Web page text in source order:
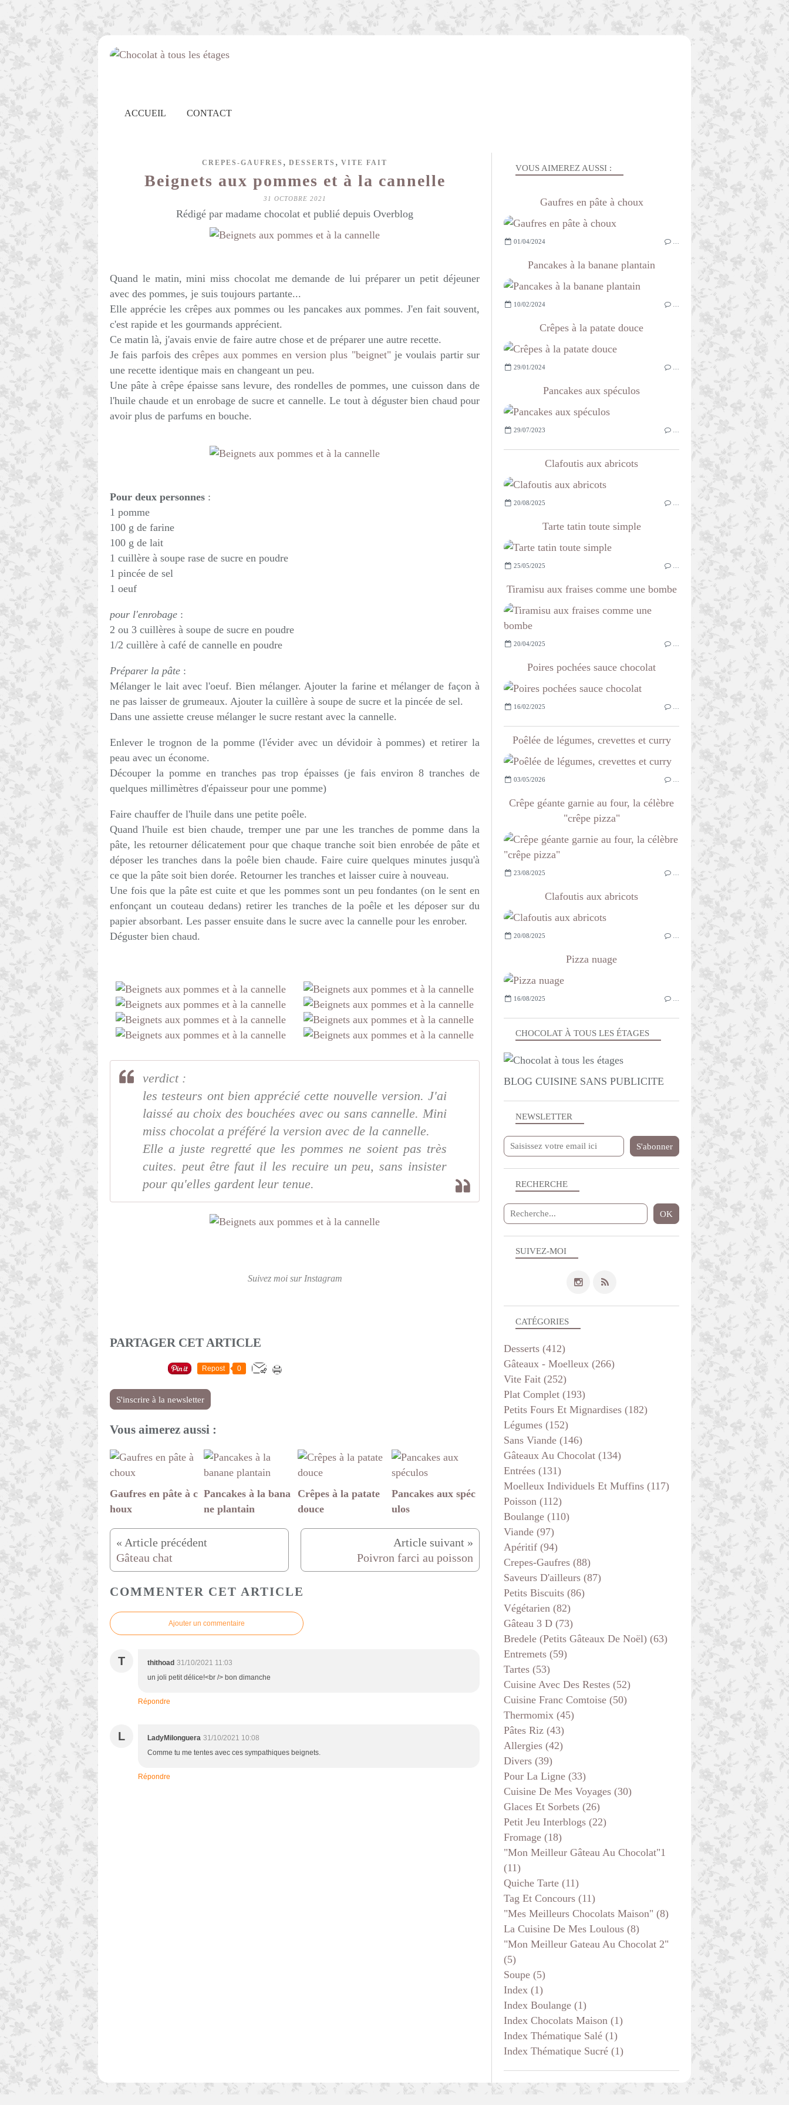
ACCUEIL CONTACT
CREPES-GAUFRES , DESSERTS , VITE FAIT
Beignets aux pommes et à la cannelle
31 OCTOBRE 2021
Rédigé par madame chocolat et publié depuis Overblog
Quand le matin, mini miss chocolat me demande de lui préparer un petit déjeuner
avec des pommes, je suis toujours partante...
Elle apprécie les crêpes aux pommes ou les pancakes aux pommes. J'en fait souvent,
c'est rapide et les gourmands apprécient.
Ce matin là, j'avais envie de faire autre chose et de préparer une autre recette.
Je fais parfois descrêpes aux pommes en version plus "beignet" je voulais partir sur
une recette identique mais en changeant un peu.
Une pâte à crêpe épaisse sans levure, des rondelles de pommes, une cuisson dans de
l'huile chaude et un enrobage de sucre et cannelle. Le tout à déguster bien chaud pour
avoir plus de parfums en bouche.
Pour deux personnes :
1 pomme
100 g de farine
100 g de lait
1 cuillère à soupe rase de sucre en poudre
1 pincée de sel
1 oeuf
pour l'enrobage :
2 ou 3 cuillères à soupe de sucre en poudre
1/2 cuillère à café de cannelle en poudre
Préparer la pâte :
Mélanger le lait avec l'oeuf. Bien mélanger. Ajouter la farine et mélanger de façon à
ne pas laisser de grumeaux. Ajouter la cuillère à soupe de sucre et la pincée de sel.
Dans une assiette creuse mélanger le sucre restant avec la cannelle.
Enlever le trognon de la pomme (l'évider avec un dévidoir à pommes) et retirer la
peau avec un économe.
Découper la pomme en tranches pas trop épaisses (je fais environ 8 tranches de
quelques millimètres d'épaisseur pour une pomme)
Faire chauffer de l'huile dans une petite poêle.
Quand l'huile est bien chaude, tremper une par une les tranches de pomme dans la
pâte, les retourner délicatement pour que chaque tranche soit bien enrobée de pâte et
déposer les tranches dans la poêle bien chaude. Faire cuire quelques minutes jusqu'à
ce que la pâte soit bien dorée. Retourner les tranches et laisser cuire à nouveau.
Une fois que la pâte est cuite et que les pommes sont un peu fondantes (on le sent en
enfonçant un couteau dedans) retirer les tranches de la poêle et les déposer sur du
papier absorbant. Les passer ensuite dans le sucre avec la cannelle pour les enrober.
Déguster bien chaud.
verdict :
les testeurs ont bien apprécié cette nouvelle version. J'ai
laissé au choix des bouchées avec ou sans cannelle. Mini
miss chocolat a préféré la version avec de la cannelle.
Elle a juste regretté que les pommes ne soient pas très
cuites. peut être faut il les recuire un peu, sans insister
pour qu'elles gardent leur tenue.
Suivez moi sur Instagram
PARTAGER CET ARTICLE
Repost 0
S'inscrire à la newsletter
Vous aimerez aussi :
Gaufres en pâte à c
houx
Pancakes à la bana
ne plantain
Crêpes à la patate
douce
Pancakes aux spéc
ulos
Gâteau chat Poivron farci au poisson
COMMENTER CET ARTICLE
Ajouter un commentaire
T thithoad 31/10/2021 11:03
un joli petit délice!<br /> bon dimanche
Répondre
L LadyMilonguera 31/10/2021 10:08
Comme tu me tentes avec ces sympathiques beignets.
Répondre
NEWSLETTER
SUIVEZ-MOI
RECHERCHE
CHOCOLAT À TOUS LES ÉTAGES
BLOG CUISINE SANS PUBLICITE
VOUS AIMEREZ AUSSI :
Gaufres en pâte à choux
01/04/2024
Pancakes à la banane plantain
10/02/2024
Crêpes à la patate douce
29/01/2024
Pancakes aux spéculos
29/07/2023
Clafoutis aux abricots
20/08/2025
Tarte tatin toute simple
25/05/2025
Tiramisu aux fraises comme une bombe
20/04/2025
Poires pochées sauce chocolat
16/02/2025
Poêlée de légumes, crevettes et curry
03/05/2026
Crêpe géante garnie au four, la célèbre
"crêpe pizza"
23/08/2025
Clafoutis aux abricots
20/08/2025
Pizza nuage
16/08/2025
CATÉGORIES
Desserts (412)
Gâteaux - Moelleux (266)
Vite Fait (252)
Plat Complet (193)
Petits Fours Et Mignardises (182)
Légumes (152)
Sans Viande (146)
Gâteaux Au Chocolat (134)
Entrées (131)
Moelleux Individuels Et Muffins (117)
Poisson (112)
Boulange (110)
Viande (97)
Apéritif (94)
Crepes-Gaufres (88)
Saveurs D'ailleurs (87)
Petits Biscuits (86)
Végétarien (82)
Gâteau 3 D (73)
Bredele (petits Gâteaux De Noël) (63)
Entremets (59)
Tartes (53)
Cuisine Avec Des Restes (52)
Cuisine Franc Comtoise (50)
Thermomix (45)
Pâtes Riz (43)
Allergies (42)
Divers (39)
Pour La Ligne (33)
Cuisine De Mes Voyages (30)
Glaces Et Sorbets (26)
Petit Jeu Interblogs (22)
Fromage (18)
"mon Meilleur Gâteau Au Chocolat"1
(11)
Quiche Tarte (11)
Tag Et Concours (11)
"mes Meilleurs Chocolats Maison" (8)
La Cuisine De Mes Loulous (8)
"mon Meilleur Gateau Au Chocolat 2"
(5)
Soupe (5)
Index (1)
Index Boulange (1)
Index Chocolats Maison (1)
Index Thématique Salé (1)
Index Thématique Sucré (1)